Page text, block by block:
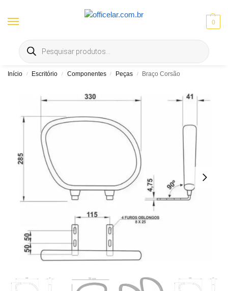
0
Entrega gratis em Goiânia e Aparecida | ⚡ 10% OFF no Pix
Início / Escritório / Componentes / Peças / Braço Corsão